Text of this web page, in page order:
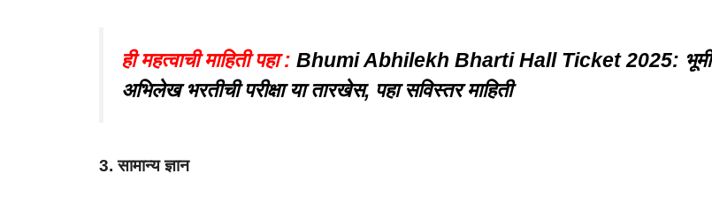
ही महत्वाची माहिती पहा : Bhumi Abhilekh Bharti Hall Ticket 2025: भूमी
अभिलेख भरतीची परीक्षा या तारखेस, पहा सविस्तर माहिती
3. सामान्य ज्ञान